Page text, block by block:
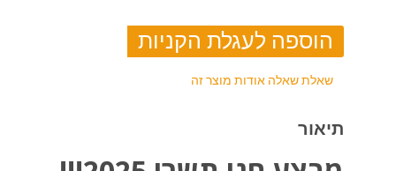
שאלת שאלה אודות מוצר זה
תיאור